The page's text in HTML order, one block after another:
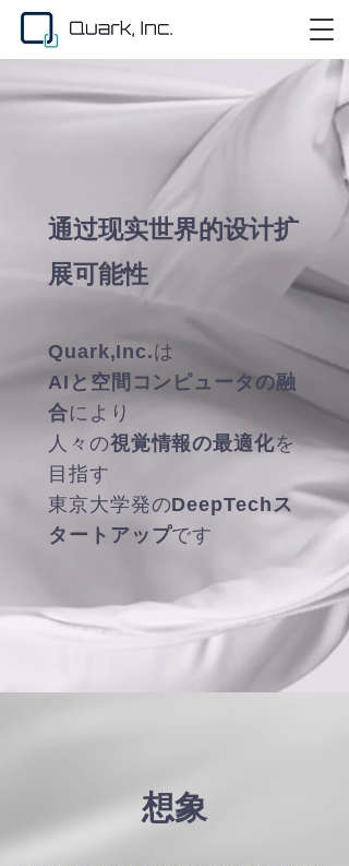
通过现实世界的设计扩
展可能性
Quark,Inc.は
AIと空間コンピュータの融
合により
人々の視覚情報の最適化を
目指す
東京大学発のDeepTechス
タートアップです
想象